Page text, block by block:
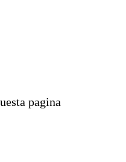
pagina